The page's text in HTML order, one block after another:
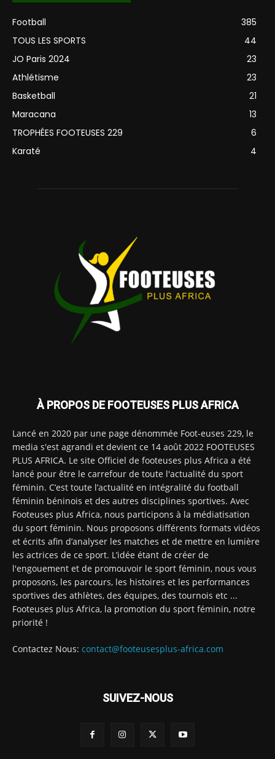
Football
385
TOUS LES SPORTS
44
JO Paris 2024
23
Athlétisme
23
Basketball
21
Maracana
13
TROPHÉES FOOTEUSES 229
6
Karaté
4
À PROPOS DE FOOTEUSES PLUS AFRICA
Lancé en 2020 par une page dénommée Foot-euses 229, le
media s'est agrandi et devient ce 14 août 2022 FOOTEUSES
PLUS AFRICA. Le site Officiel de footeuses plus Africa a été
lancé pour être le carrefour de toute l'actualité du sport
féminin. C’est toute l’actualité en intégralité du football
féminin béninois et des autres disciplines sportives. Avec
Footeuses plus Africa, nous participons à la médiatisation
du sport féminin. Nous proposons différents formats vidéos
et écrits afin d’analyser les matches et de mettre en lumière
les actrices de ce sport. L’idée étant de créer de
l'engouement et de promouvoir le sport féminin, nous vous
proposons, les parcours, les histoires et les performances
sportives des athlètes, des équipes, des tournois etc ...
Footeuses plus Africa, la promotion du sport féminin, notre
priorité !
Contactez Nous: contact@footeusesplus-africa.com
SUIVEZ-NOUS